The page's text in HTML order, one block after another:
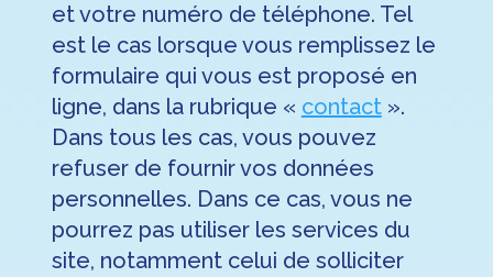
et votre numéro de téléphone. Tel
est le cas lorsque vous remplissez le
formulaire qui vous est proposé en
ligne, dans la rubrique « contact».
Dans tous les cas, vous pouvez
refuser de fournir vos données
personnelles. Dans ce cas, vous ne
pourrez pas utiliser les services du
site, notamment celui de solliciter